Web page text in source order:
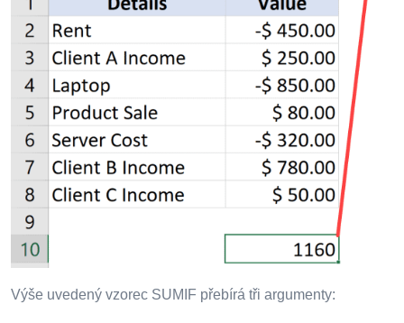
Výše uvedený vzorec SUMIF přebírá tři argumenty: